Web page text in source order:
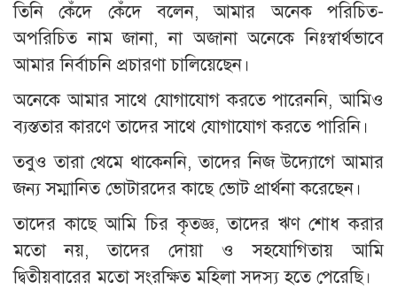
তিনি কেঁদে কেঁদে বলেন, আমার অনেক পরিচিত-
অপরিচিত নাম জানা, না অজানা অনেকে নিঃস্বার্থভাবে
আমার নির্বাচনি প্রচারণা চালিয়েছেন।
অনেকে আমার সাথে যোগাযোগ করতে পারেননি, আমিও
ব্যস্ততার কারণে তাদের সাথে যোগাযোগ করতে পারিনি।
তবুও তারা থেমে থাকেননি, তাদের নিজ উদ্যোগে আমার
জন্য সম্মানিত ভোটারদের কাছে ভোট প্রার্থনা করেছেন।
তাদের কাছে আমি চির কৃতজ্ঞ, তাদের ঋণ শোধ করার
মতো নয়, তাদের দোয়া ও সহযোগিতায় আমি
দ্বিতীয়বারের মতো সংরক্ষিত মহিলা সদস্য হতে পেরেছি।